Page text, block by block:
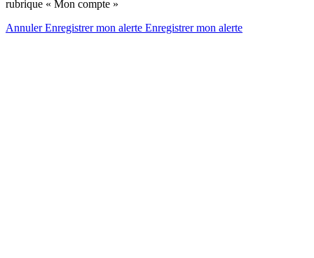
rubrique « Mon compte »
AnnulerEnregistrer mon alerte Enregistrermon alerte